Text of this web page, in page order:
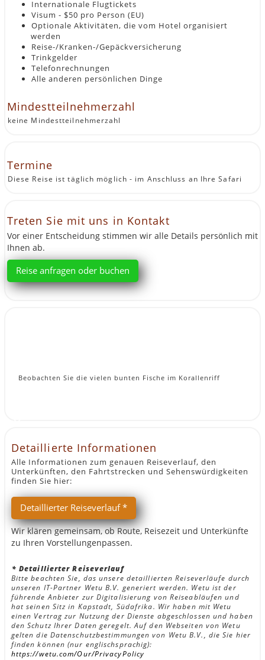
Internationale Flugtickets
Visum - $50 pro Person (EU)
Optionale Aktivitäten, die vom Hotel organisiert
werden
Reise-/Kranken-/Gepäckversicherung
Trinkgelder
Telefonrechnungen
Alle anderen persönlichen Dinge
Mindestteilnehmerzahl
keine Mindestteilnehmerzahl
Termine
Diese Reise ist täglich möglich - im Anschluss an Ihre Safari
Treten Sie mit uns in Kontakt
Vor einer Entscheidung stimmen wir alle Details persönlich mit
Ihnen ab.
Reise anfragen oder buchen
Beobachten Sie die vielen bunten Fische im Korallenriff
Detaillierte Informationen
Alle Informationen zum genauen Reiseverlauf, den
Unterkünften, den Fahrtstrecken und Sehenswürdigkeiten
finden Sie hier:
Detaillierter Reiseverlauf *
Wir klären gemeinsam, ob Route, Reisezeit und Unterkünfte
zu Ihren Vorstellungenpassen.
* Detaillierter Reiseverlauf
Bitte beachten Sie, das unsere detaillierten Reiseverläufe durch
unseren IT-Partner Wetu B.V. generiert werden. Wetu ist der
führende Anbieter zur Digitalisierung von Reiseabläufen und
hat seinen Sitz in Kapstadt, Südafrika. Wir haben mit Wetu
einen Vertrag zur Nutzung der Dienste abgeschlossen und haben
den Schutz Ihrer Daten geregelt. Auf den Webseiten von Wetu
gelten die Datenschutzbestimmungen von Wetu B.V., die Sie hier
finden können (nur englischsprachig):
https://wetu.com/Our/PrivacyPolicy